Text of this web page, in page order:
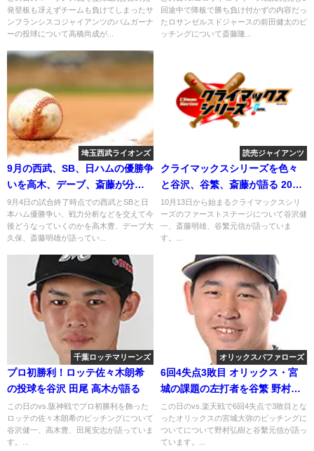
発登板も冴えずチームも負けてしまったサ
ンフランシスコジャイアンツのバムガーナ
ーの投球について高橋尚成が...
回途中で降板で勝ち負け付かずの内容だっ
たロサンゼルスドジャースの前田健太のピ
ッチングについて斎藤隆...
埼玉西武ライオンズ
9月の西武、SB、日ハムの優勝争
いを高木、デーブ、斎藤が分析
2018年9月4日
9月4日の試合終了時点での西武とSBと日
本ハム優勝争い、戦力分析などを交えて今
後どうなっていくのかを高木豊、デーブ大
久保、斎藤明雄が語ってい...
読売ジャイアンツ
クライマックスシリーズを色々
と谷沢、谷繁、斎藤が語る 2018
年10月11日
10月13日から始まるクライマックスシリ
ーズのファーストステージについて谷沢健
一、斎藤明雄、谷繁元信が語っていま
す。...
千葉ロッテマリーンズ
プロ初勝利！ロッテ佐々木朗希
の投球を谷沢 田尾 高木が語る
この日のvs.阪神戦でプロ初勝利を飾った
ロッテの佐々木朗希のピッチングについて
谷沢健一、高木豊、田尾安志が語っていま
す。...
オリックスバファローズ
6回4失点3敗目 オリックス・宮
城の課題の左打者を谷繁 野村が
語る
この日のvs.楽天戦で6回4失点で3敗目とな
ったオリックスの宮城大弥のピッチングに
ついてについて野村弘樹と谷繫元信が語っ
ています。...